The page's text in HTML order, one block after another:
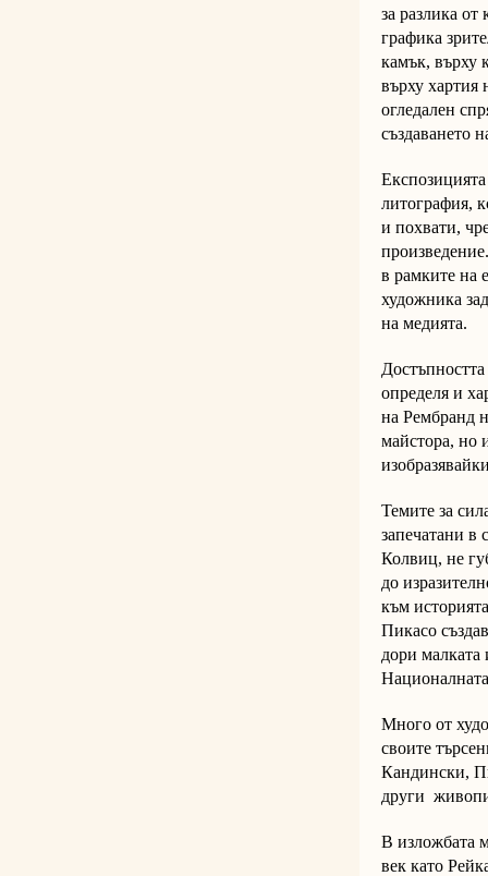
за разлика
графика
камък, върху
върху хартия
огледален
създаването
литография,
и похвати,
в рамките на
художника
на медията.
определя и
на Рембранд
майстора, но
Темите за
запечатани в
Колвиц, не
до
към
Пикасо
дори малката
Много от
своите
Кандински,
други
В изложбата
век като